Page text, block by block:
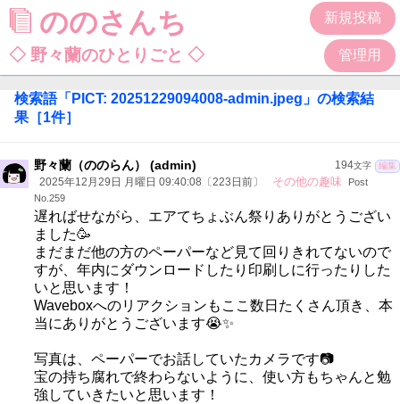
ののさんち
◇ 野々蘭のひとりごと ◇
新規投稿
管理用
検索語「 PICT: 20251229094008-admin.jpeg 」の検索結
果 ［1件］
194文字 編集
野々蘭（ののらん） (admin)
2025年12月29日 月曜日 09:40:08〔223日前〕 その他の趣味
Post
No.259
遅ればせながら、エアてちょぶん祭りありがとうござい
ました🥳
まだまだ他の方のペーパーなど見て回りきれてないので
すが、年内にダウンロードしたり印刷しに行ったりした
いと思います！
Waveboxへのリアクションもここ数日たくさん頂き、本
当にありがとうございます😭✨
写真は、ペーパーでお話していたカメラです📷
宝の持ち腐れで終わらないように、使い方もちゃんと勉
強していきたいと思います！